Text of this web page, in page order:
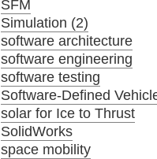
SFM
Simulation (2)
software architecture
software engineering
software testing
Software-Defined
solar for Ice to Thrust
SolidWorks
space mobility